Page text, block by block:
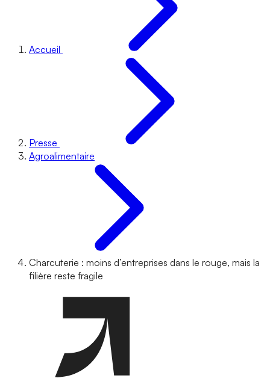
Accueil
Presse
Agroalimentaire
Charcuterie : moins d’entreprises dans le rouge, mais la
filière reste fragile